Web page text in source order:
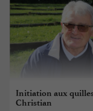
Initiation aux quilles
Christian